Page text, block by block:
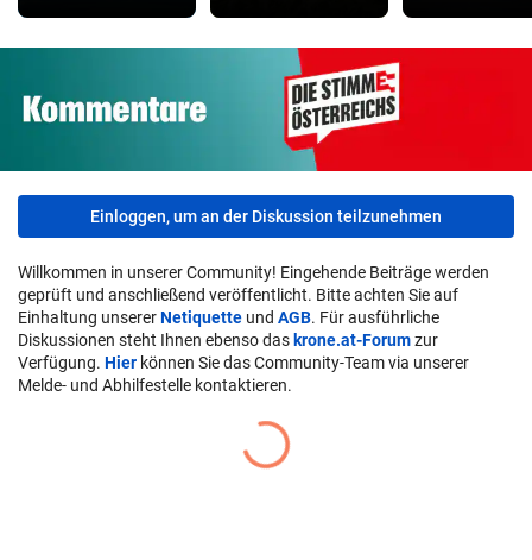
Einloggen, um an der Diskussion teilzunehmen
Willkommen in unserer Community! Eingehende Beiträge werden
geprüft und anschließend veröffentlicht. Bitte achten Sie auf
Einhaltung unsererNetiquette und AGB. Für ausführliche
Diskussionen steht Ihnen ebenso das krone.at-Forumzur
Verfügung. Hier können Sie das Community-Team via unserer
Melde- und Abhilfestelle kontaktieren.